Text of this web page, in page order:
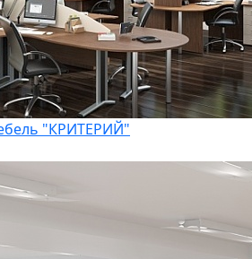
"КРИТЕРИЙ"